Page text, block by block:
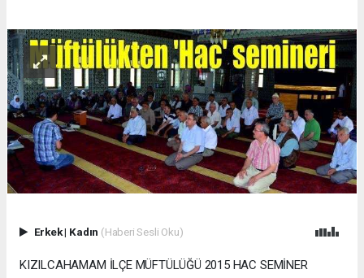
Erkek| Kadın (Haberi Sesli Oku)
KIZILCAHAMAM İLÇE MÜFTÜLÜĞÜ 2015 HAC SEMİNER